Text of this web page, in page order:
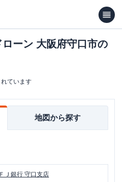
ーン 大阪府守口市の
ています
地図から探す
Ｊ銀行 守口支店